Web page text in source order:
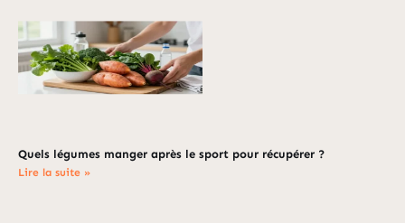
Quels légumes manger après le sport pour récupérer ?
Lire la suite »